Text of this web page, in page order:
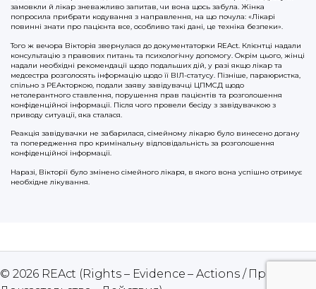
замовкли й лікар зневажливо запитав, чи вона щось забула. Жінка
попросила прибрати кодування з направлення, на що почула: «Лікарі
повинні знати про пацієнта все, особливо такі дані, це техніка безпеки».
Того ж вечора Вікторія звернулася до документаторки REAct. Клієнтці надали
консультацію з правових питань та психологічну допомогу. Окрім цього, жінці
надали необхідні рекомендації щодо подальших дій, у разі якщо лікар та
медсестра розголосять інформацію щодо її ВІЛ-статусу. Пізніше, параюристка,
спільно з РЕАкторкою, подали заяву завідувачці ЦПМСД щодо
нетолерантного ставлення, порушення прав пацієнтів та розголошення
конфіденційної інформації. Після чого провели бесіду з завідувачкою з
приводу ситуації, яка сталася.
Реакція завідувачки не забарилася, сімейному лікарю було винесено догану
та попередження про кримінальну відповідальність за розголошення
конфіденційної інформації.
Наразі, Вікторії було змінено сімейного лікаря, в якого вона успішно отримує
необхідне лікування.
© 2026 REAct (Rights – Evidence – Actions / Права –